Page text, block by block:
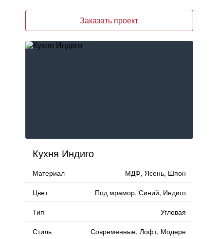
Заказать проект
Кухня Индиго
Материал
МДФ, Ясень, Шпон
Цвет
Под мрамор, Синий, Индиго
Тип
Угловая
Стиль
Современные, Лофт, Модерн